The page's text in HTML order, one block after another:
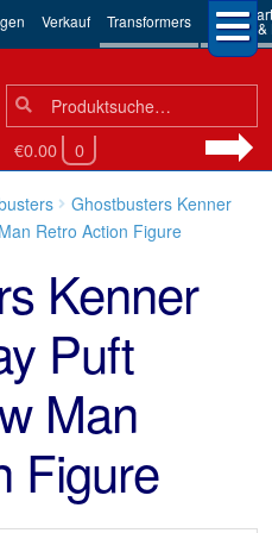
Verkauf Transformers 3rd
Robots
Suchen
nach:
Suche
€0.00 0
Ghostbusters Kenner
Retro Action Figure
Kenner
Puft
Man
Figure